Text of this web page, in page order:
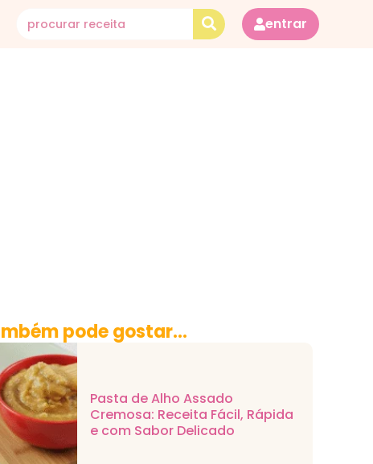
entrar
pode gostar...
Pasta de Alho Assado
Cremosa: Receita Fácil, Rápida
e com Sabor Delicado